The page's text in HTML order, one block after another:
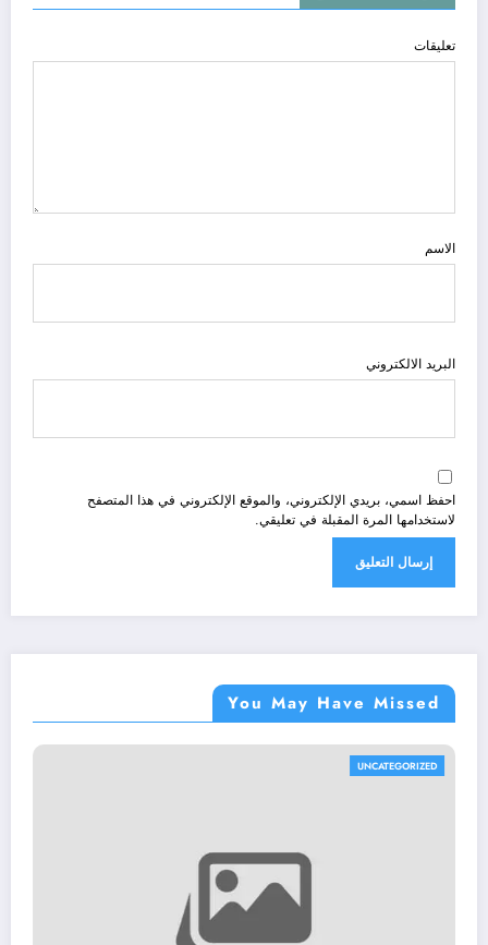
تعليقات
الاسم
البريد الالكتروني
احفظ اسمي، بريدي الإلكتروني، والموقع الإلكتروني في هذا المتصفح
لاستخدامها المرة المقبلة في تعليقي.
You May Have Missed